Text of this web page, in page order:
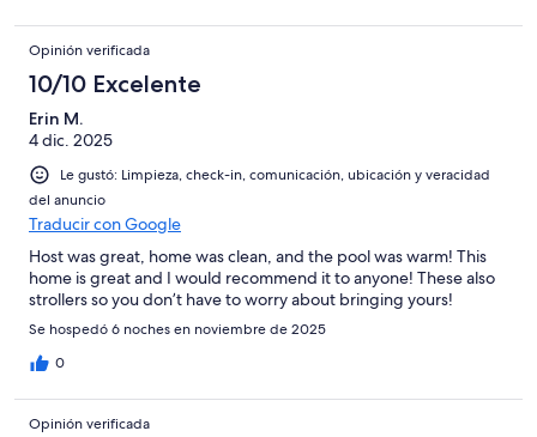
Opinión verificada
10/10 Excelente
Erin M.
4 dic. 2025
Le gustó: Limpieza, check-in, comunicación, ubicación y veracidad
del anuncio
Traducir con Google
Host was great, home was clean, and the pool was warm! This
home is great and I would recommend it to anyone! These also
strollers so you don’t have to worry about bringing yours!
Se hospedó 6 noches en noviembre de 2025
0
Opinión verificada